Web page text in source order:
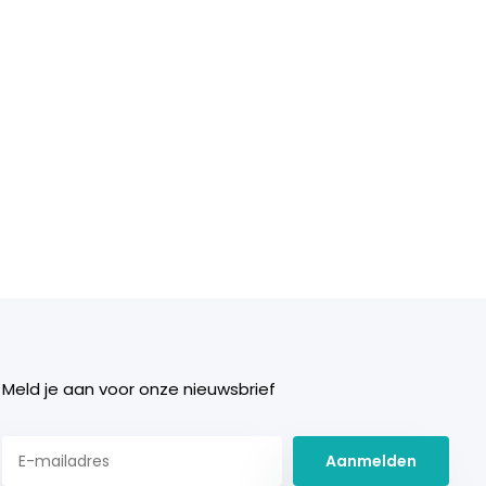
Meld je aan voor onze nieuwsbrief
Aanmelden